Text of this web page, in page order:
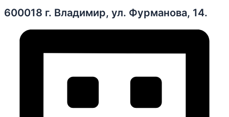
600018 г. Владимир, ул. Фурманова, 14.